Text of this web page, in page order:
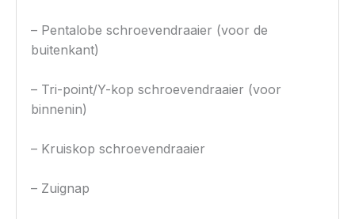
– Pentalobe schroevendraaier (voor de
buitenkant)
– Tri-point/Y-kop schroevendraaier (voor
binnenin)
– Kruiskop schroevendraaier
– Zuignap